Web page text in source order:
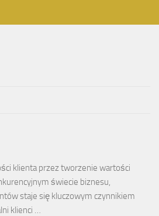
klienta przez tworzenie wartości
świecie biznesu,
staje się kluczowym czynnikiem
klienci …